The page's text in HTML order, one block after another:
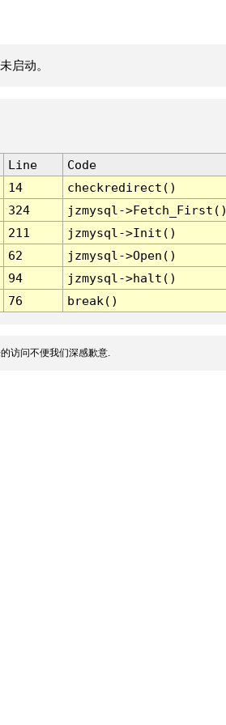
启动。
Line
Code
14
checkredirect()
324
jzmysql-
211
jzmysql->Init()
62
jzmysql->Open()
94
jzmysql->halt()
76 break()
访问不便我们深感歉意.